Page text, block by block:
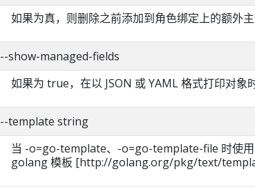
如果为真，则删除之前添加到角色绑定上的额外主
--show-managed-fields
如果为 true，在以 JSON 或 YAML 格式打印对象
--template string
当 -o=go-template、-o=go-template-file 时使
golang 模板 [http://golang.org/pkg/text/